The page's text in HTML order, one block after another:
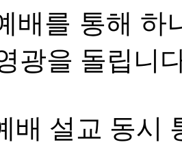
배를 통해 하
광을 돌립 니
배 설 교 동시